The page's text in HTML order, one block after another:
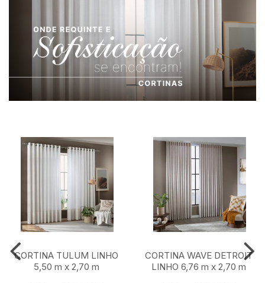
CORTINA TULUM LINHO
5,50 m x 2,70 m
CORTINA WAVE DETROIT
LINHO 6,76 m x 2,70 m